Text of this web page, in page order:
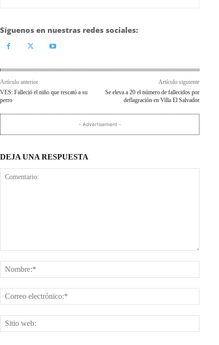
Síguenos en nuestras redes sociales:
Artículo anterior
VES: Falleció el niño que rescató a su
perro
Artículo siguiente
Se eleva a 20 el número de fallecidos por
deflagración en Villa El Salvador
- Advertisement -
DEJA UNA RESPUESTA
web: